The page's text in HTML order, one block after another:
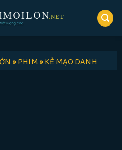
»PHIM»KẺ MẠO DANH